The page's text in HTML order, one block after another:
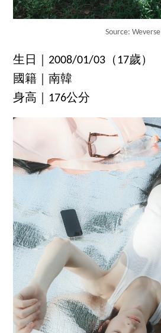
Source: Weverse
生日｜2008/01/03（17歲）
國籍｜南韓
身高｜176公分